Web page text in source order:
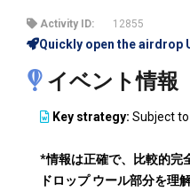
Activity ID: 12855
Quickly open the airdrop
イベント情報
Key strategy: Subject
*情報は正確で、比較的完
ドロップ ウール部分を理